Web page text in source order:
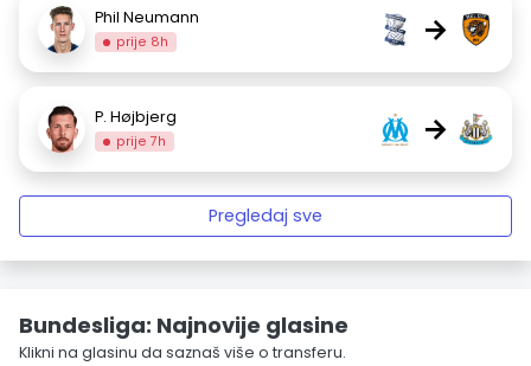
Phil Neumann
prije 8h →
P. Højbjerg
prije 7h →
Pregledaj sve
Bundesliga: Najnovije glasine
Klikni na glasinu da saznaš više o transferu.